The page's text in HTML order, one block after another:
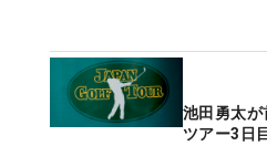
池田勇太
ツアー3日